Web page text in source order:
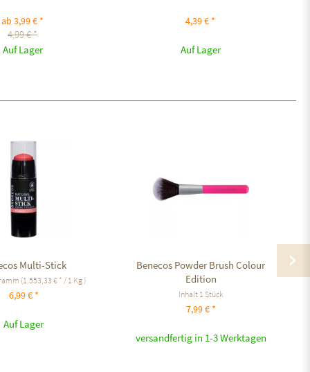
ab 3,99 € *
4,99 € *
Auf Lager
4,39 € *
Auf Lager
Multi-Stick
(1.553,33 € * / 1 Kg )
6,99 € *
Auf Lager
Benecos Powder Brush Colour
Edition
Inhalt 1 Stück
7,99 € *
versandfertig in 1-3 Werktagen